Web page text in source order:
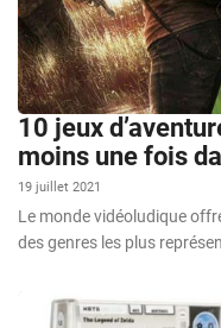
10 jeux
moins une fois
19 juillet 2021
Le monde vidéoludique
des genres les plus